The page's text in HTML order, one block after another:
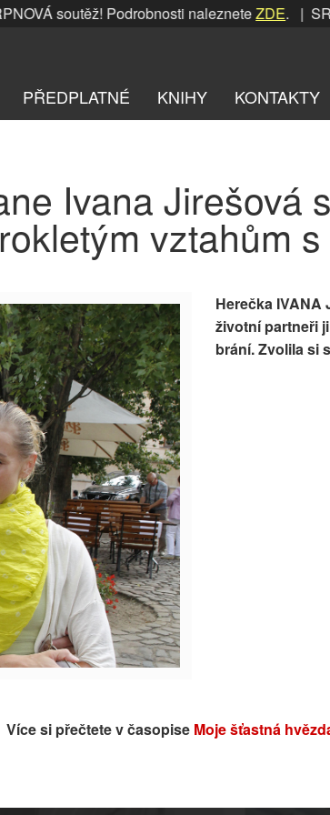
soutěž! Podrobnosti nalezneteZDE. |
PŘEDPLATNÉ KNIHY KONTAKTY
Ivana Jirešová
vztahům
Herečka IVANA
životní partneři
brání. Zvolila si
Více si přečtete v časopise Moje šťastná